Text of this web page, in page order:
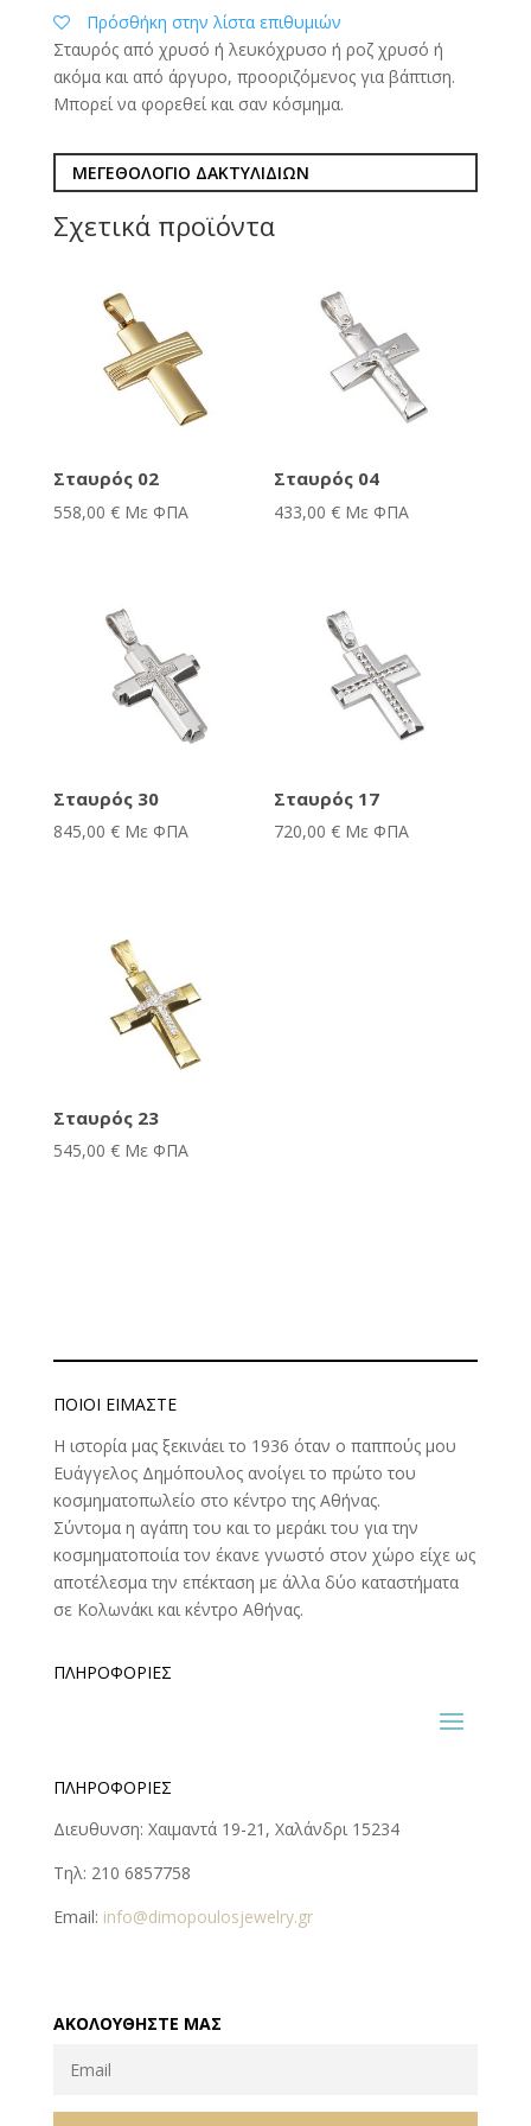
Πρόσθήκη στην λίστα επιθυμιών
Σταυρός από χρυσό ή λευκόχρυσο ή ροζ χρυσό ή
ακόμα και από άργυρο, προοριζόμενος για βάπτιση.
Μπορεί να φορεθεί και σαν κόσμημα.
ΜΕΓΕΘΟΛΟΓΙΟ ΔΑΚΤΥΛΙΔΙΩΝ
Σχετικά προϊόντα
Σταυρός 02
558,00 € Με ΦΠΑ
Σταυρός 04
433,00€ Με ΦΠΑ
Σταυρός 30
845,00 € Με ΦΠΑ
Σταυρός 17
720,00€ Με ΦΠΑ
Σταυρός 23
545,00 € Με ΦΠΑ
ΠΟΙΟΊ ΕΊΜΑΣΤΕ
Η ιστορία μας ξεκινάει το 1936 όταν ο παππούς μου
Ευάγγελος Δημόπουλος ανοίγει το πρώτο του
κοσμηματοπωλείο στο κέντρο της Αθήνας.
Σύντομα η αγάπη του και το μεράκι του για την
κοσμηματοποιία τον έκανε γνωστό στον χώρο είχε ως
αποτέλεσμα την επέκταση με άλλα δύο καταστήματα
σε Κολωνάκι και κέντρο Αθήνας.
ΠΛΗΡΟΦΟΡΊΕΣ
ΠΛΗΡΟΦΟΡΊΕΣ
Διευθυνση: Χαιμαντά 19-21, Χαλάνδρι 15234
Τηλ: 210 6857758
Email: info@dimopoulosjewelry.gr
ΑΚΟΛΟΥΘΉΣΤΕ ΜΑΣ